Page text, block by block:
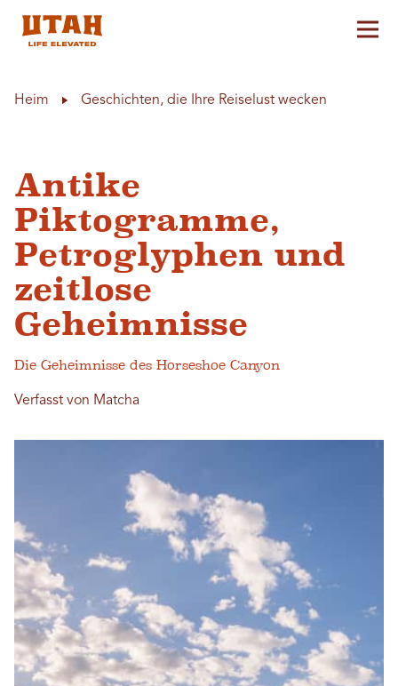
Heim Geschichten, die Ihre Reiselust wecken
Antike
Piktogramme,
Petroglyphen und
zeitlose
Geheimnisse
Die Geheimnisse des Horseshoe Canyon
Verfasst von Matcha